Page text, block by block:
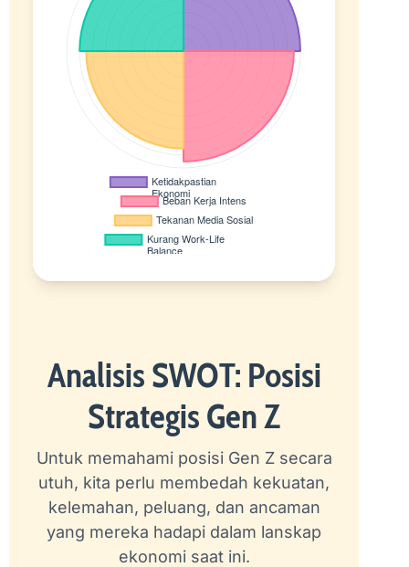
Analisis SWOT: Posisi
Strategis Gen Z
Untuk memahami posisi Gen Z secara
utuh, kita perlu membedah kekuatan,
kelemahan, peluang, dan ancaman
yang mereka hadapi dalam lanskap
ekonomi saat ini.